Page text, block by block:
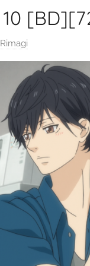
10
Rimagi